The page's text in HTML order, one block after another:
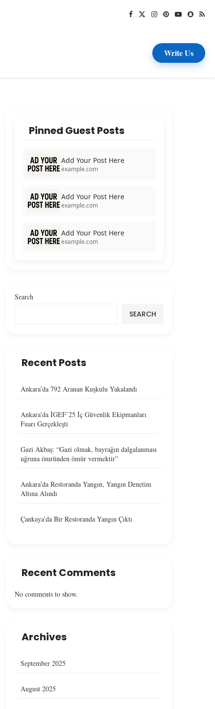
Write Us
Pinned Guest Posts
Add Your Post Here
example.com
Add Your Post Here
example.com
Add Your Post Here
example.com
Search
SEARCH
Recent Posts
Ankara’da 792 Aranan Kuşkulu Yakalandı
Ankara’da İGEF’25 İç Güvenlik Ekipmanları
Fuarı Gerçekleşti
Gazi Akbaş: “Gazi olmak, bayrağın dalgalanması
uğruna ömründen ömür vermektir”
Ankara’da Restoranda Yangın, Yangın Denetim
Altına Alındı
Çankaya’da Bir Restoranda Yangın Çıktı
Recent Comments
No comments to show.
Archives
September 2025
August 2025